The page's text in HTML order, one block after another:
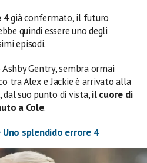
4già confermato, il futuro
quindi essere uno degli
episodi.
Gentry, sembra ormai
tra Alex e Jackie è arrivato alla
dal suo punto di vista,il cuore di
a Cole.
Uno splendido errore 4